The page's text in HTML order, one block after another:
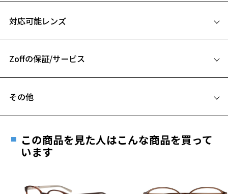
B ブリッジ(鼻部分)の横幅：17mm
対応可能レンズ
フレームとレンズの合計料金を知りたい方へ
Zoffの保証/サービス
安心1 フレーム１年間品質保証
きます。
その他
ご希望のお客さまは、「レンズ交換券」をお選びのうえ、
最寄りのZoff実店舗にてレンズをお買い求めください。
※サングラスやパッケージ品では「レンズ交換券」はお選び
談ください。
この商品を見た人はこんな商品を買って
います